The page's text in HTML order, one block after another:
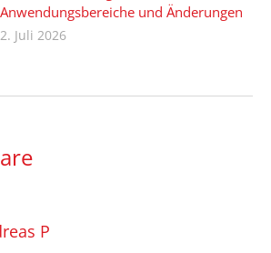
Anwendungsbereiche und Änderungen
2. Juli 2026
P